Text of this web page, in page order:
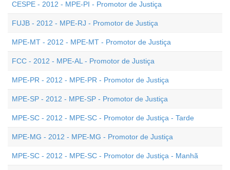
CESPE - 2012 - MPE-PI - Promotor de Justiça
FUJB - 2012 - MPE-RJ - Promotor de Justiça
MPE-MT - 2012 - MPE-MT - Promotor de Justiça
FCC - 2012 - MPE-AL - Promotor de Justiça
MPE-PR - 2012 - MPE-PR - Promotor de Justiça
MPE-SP - 2012 - MPE-SP - Promotor de Justiça
MPE-SC - 2012 - MPE-SC - Promotor de Justiça - Tarde
MPE-MG - 2012 - MPE-MG - Promotor de Justiça
MPE-SC - 2012 - MPE-SC - Promotor de Justiça - Manhã